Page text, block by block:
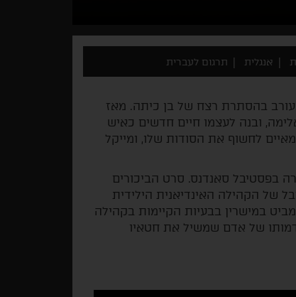
אנגלית תרגום לעברית
מעורב בהסתרת רצח של בן כיתה. מאז
ובנה לעצמו חיים חדשים כאיש
לחשוף את הסודות שלו, ומייקל
בפסטיבל סאנדנס. סרט הביכורים
של הקהילה האינדיאנית הילידית
במישרין בבעיות הקיימות בקהילה
של אדם שמשיל את חטאיו